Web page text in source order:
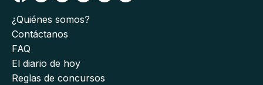
¿Quiénes somos?
Contáctanos
FAQ
El diario de hoy
Reglas de concursos